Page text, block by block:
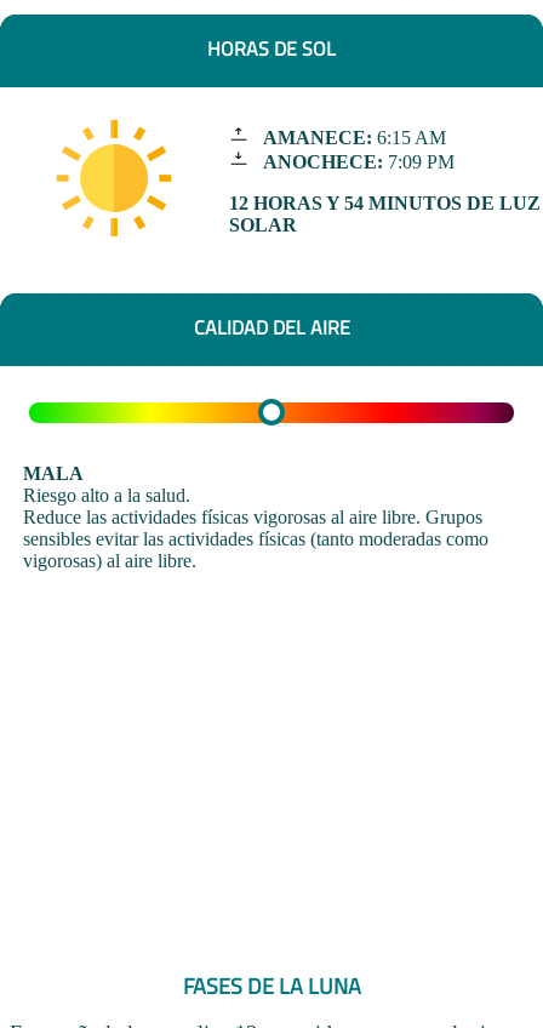
HORAS DE SOL
AMANECE: 6:15 AM
ANOCHECE: 7:09 PM
12 HORAS Y 54 MINUTOS DE LUZ
SOLAR
CALIDAD DEL AIRE
MALA
Riesgo alto a la salud.
Reduce las actividades físicas vigorosas al aire libre. Grupos
sensibles evitar las actividades físicas (tanto moderadas como
vigorosas) al aire libre.
FASES DE LA LUNA